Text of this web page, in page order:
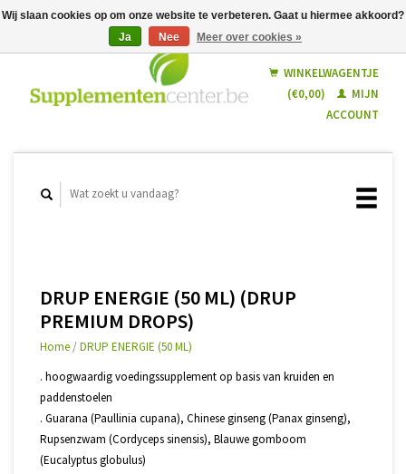
Nederlands
WINKELWAGENTJE
(€0,00)
MIJN
ACCOUNT
DRUP ENERGIE (50 ML) (DRUP
PREMIUM DROPS)
Home /DRUP ENERGIE (50 ML)
. hoogwaardig voedingssupplement op basis van kruiden en
paddenstoelen
. Guarana (Paullinia cupana), Chinese ginseng (Panax ginseng),
Rupsenzwam (Cordyceps sinensis), Blauwe gomboom
(Eucalyptus globulus)
Wij slaan cookies op om onze website te verbeteren. Gaat u hiermee akkoord?
Ja
Nee Meer over cookies »